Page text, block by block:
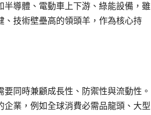
導體、電動車上下游、綠能設備，雖
技術壁壘高的領頭羊，作為核心持
同時兼顧成長性、防禦性與流動性。
業，例如全球消費必需品龍頭、大型